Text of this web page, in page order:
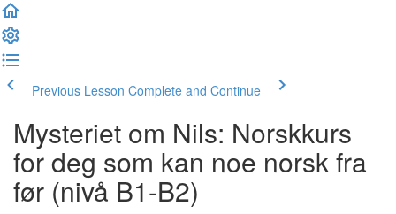
Previous Lesson Complete and Continue
Mysteriet om Nils: Norskkurs
for deg som kan noe norsk fra
før (nivå B1-B2)